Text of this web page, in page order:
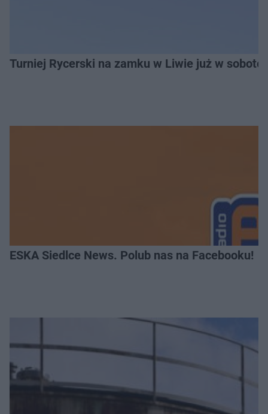
Turniej Rycerski na zamku w Liwie już w
ESKA Siedlce News. Polub nas na Facebooku!